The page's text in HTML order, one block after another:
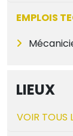
EMPLOIS
LIEUX
VOIR TOUS